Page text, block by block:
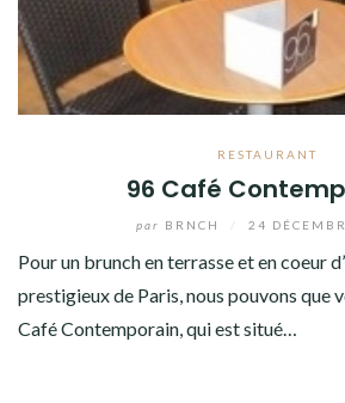
RESTAURANT
96 Café
par BRNCH 24
Pour un brunch en terrasse et en coeur
prestigieux de Paris, nous pouvons que
Café Contemporain, qui est situé…